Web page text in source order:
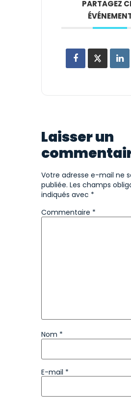
PARTAGEZ
Laisser un
Votre adresse e-mail ne
publiée. Les champs
indiqués avec *
Commentaire *
Nom *
E-mail *